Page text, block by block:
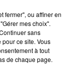
TIBZ & DEMERO &
ZAGATA
Take Me Away
fermer", ou affiner en
mes choix".
sans
ce site. Vous
à tout
de chaque page.